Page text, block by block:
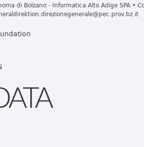
di Bolzano - Informatica Alto Adige SPA •